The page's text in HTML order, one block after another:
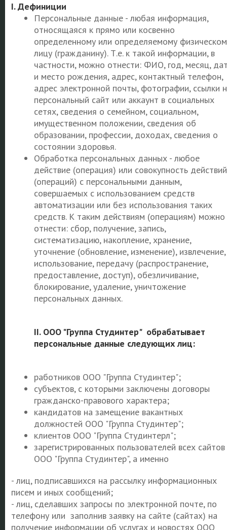
I. Дефиниции
Персональные данные - любая информация,
относящаяся к прямо или косвенно
определенному или определяемому
лицу (гражданину). Т.е. к такой информации, в
частности, можно отнести: ФИО, год, месяц,
и место рождения, адрес, контактный телефон,
адрес электронной почты, фотографии, ссылки
персональный сайт или аккаунт в социальных
сетях, сведения о семейном, социальном,
имущественном положении, сведения об
образовании, профессии, доходах, сведения о
состоянии здоровья.
Обработка персональных данных - любое
действие (операция) или совокупность действий
(операций) с персональными данным,
совершаемых с использованием средств
автоматизации или без использования таких
средств. К таким действиям (операциям) можно
отнести: сбор, получение, запись,
систематизацию, накопление, хранение,
уточнение (обновление, изменение), извлечение,
использование, передачу (распространение,
предоставление, доступ), обезличивание,
блокирование, удаление, уничтожение
персональных данных.
II. ООО "Группа Студинтер" обрабатывает
персональные данные следующих лиц:
работников ООО "Группа Студинтер";
субъектов, с которыми заключены договоры
гражданско-правового характера;
кандидатов на замещение вакантных
должностей ООО "Группа Студинтер";
клиентов ООО "Группа Студинтерл";
зарегистрированных пользователей всех сайтов
ООО "Группа Студинтер", а именно
- лиц, подписавшихся на рассылку информационных
писем и иных сообщений;
- лиц, сделавших запросы по электронной почте, по
телефону или заполнив заявку на сайте (сайтах) на
получение информации об услугах и новостях ООО